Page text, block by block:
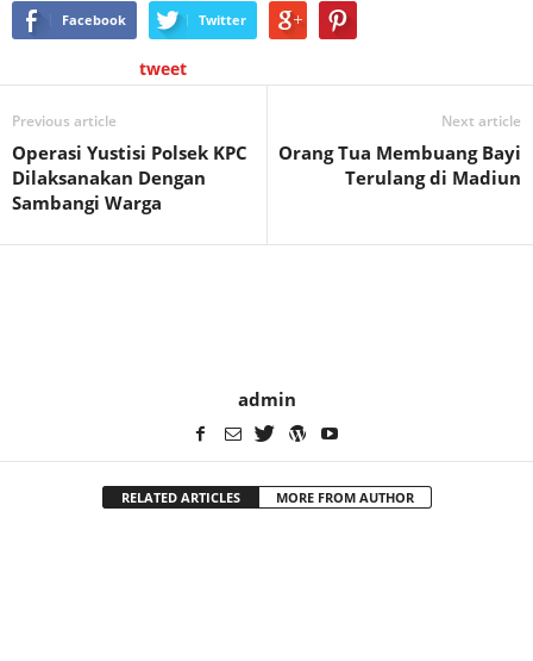
Facebook Twitter
tweet
Previous article
Operasi Yustisi Polsek KPC
Dilaksanakan Dengan
Sambangi Warga
Next article
Orang Tua Membuang Bayi
Terulang di Madiun
admin
RELATED ARTICLES MORE FROM AUTHOR